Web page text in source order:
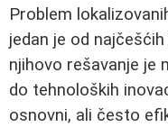
Problem
jedan je od
njihovo rešavanje je
do tehnoloških
osnovni, ali često